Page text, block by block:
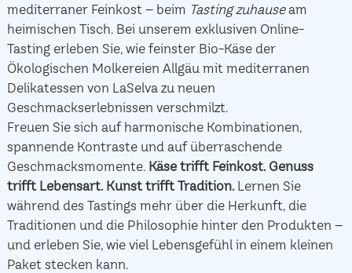
mediterraner Feinkost – beim Tasting zuhauseam
heimischen Tisch. Bei unserem exklusiven Online-
Tasting erleben Sie, wie feinster Bio-Käse der
Ökologischen Molkereien Allgäu mit mediterranen
Delikatessen von LaSelva zu neuen
Geschmackserlebnissen verschmilzt.
Freuen Sie sich auf harmonische Kombinationen,
spannende Kontraste und auf überraschende
Geschmacksmomente. Käse trifft Feinkost. Genuss
trifft Lebensart. Kunst trifft Tradition.Lernen Sie
während des Tastings mehr über die Herkunft, die
Traditionen und die Philosophie hinter den Produkten –
und erleben Sie, wie viel Lebensgefühl in einem kleinen
Paket stecken kann.